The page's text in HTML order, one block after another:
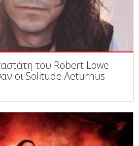
του Robert Lowe
οι Solitude Aeturnus